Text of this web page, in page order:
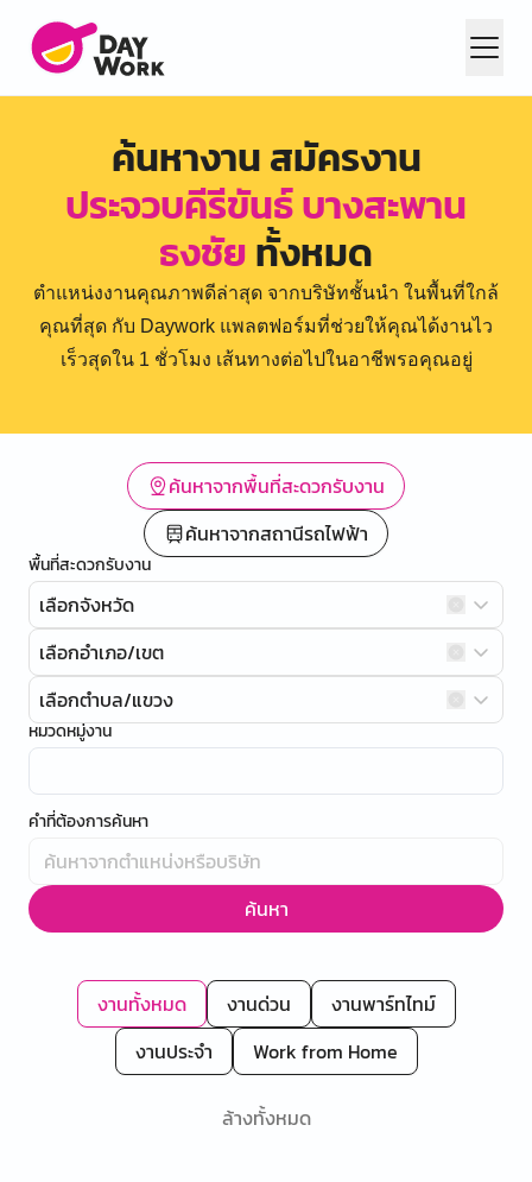
ค้นหางาน สมัครงาน
ประจวบคีรีขันธ์ บางสะพาน
ธงชัยทั้งหมด
ตำแหน่งงานคุณภาพดีล่าสุด จากบริษัทชั้นนำ ในพื้นที่ใกล้
คุณที่สุด กับ Daywork แพลตฟอร์มที่ช่วยให้คุณได้งานไว
เร็วสุดใน 1 ชั่วโมง เส้นทางต่อไปในอาชีพรอคุณอยู่
ค้นหาจากพื้นที่สะดวกรับงาน
ค้นหาจากสถานีรถไฟฟ้า
พื้นที่สะดวกรับงาน
เลือกจังหวัด
เลือกอำเภอ/เขต
เลือกตำบล/แขวง
หมวดหมู่งาน
คำที่ต้องการค้นหา
ค้นหา
งานทั้งหมด งานด่วน
งานพาร์ทไทม์
งานประจำ
Work from Home
ล้างทั้งหมด